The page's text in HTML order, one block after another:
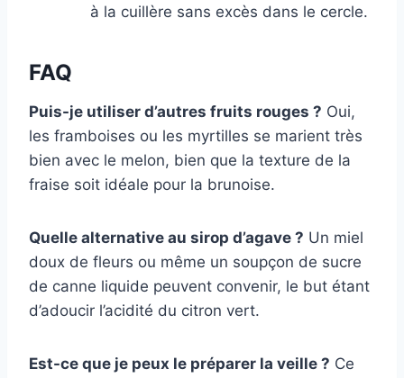
à la cuillère sans excès dans le cercle.
FAQ
Puis-je utiliser d’autres fruits rouges ? Oui,
les framboises ou les myrtilles se marient très
bien avec le melon, bien que la texture de la
fraise soit idéale pour la brunoise.
Quelle alternative au sirop d’agave ? Un miel
doux de fleurs ou même un soupçon de sucre
de canne liquide peuvent convenir, le but étant
d’adoucir l’acidité du citron vert.
Est-ce que je peux le préparer la veille ? Ce